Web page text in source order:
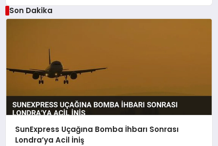
Son Dakika
SunExpress Uçağına Bomba İhbarı Sonrası
Londra’ya Acil İniş